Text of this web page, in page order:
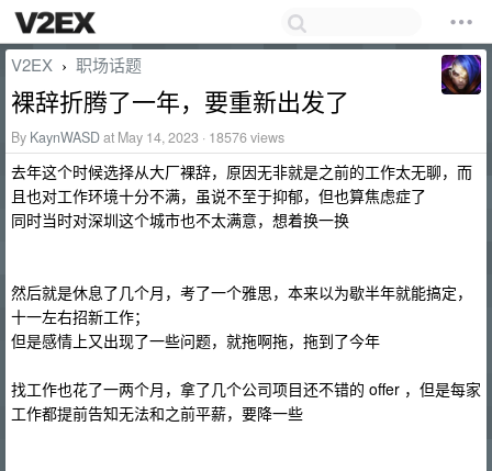
V2EX › 职场话题
裸辞折腾了一年，要重新出发了
By KaynWASDat May 14, 2023 · 18576 views
去年这个时候选择从大厂裸辞，原因无非就是之前的工作太无聊，而
且也对工作环境十分不满，虽说不至于抑郁，但也算焦虑症了
同时当时对深圳这个城市也不太满意，想着换一换
然后就是休息了几个月，考了一个雅思，本来以为歇半年就能搞定，
十一左右招新工作；
但是感情上又出现了一些问题，就拖啊拖，拖到了今年
找工作也花了一两个月，拿了几个公司项目还不错的 offer ，但是每家
工作都提前告知无法和之前平薪，要降一些